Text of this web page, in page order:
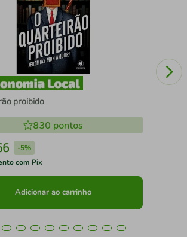
proibido
830 pontos
-5%
com Pix
Adicionar ao carrinho